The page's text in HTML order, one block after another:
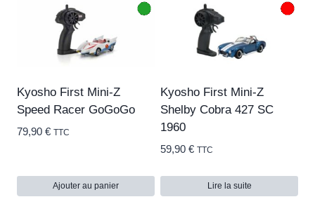
Kyosho First Mini-Z
Speed Racer GoGoGo
79,90 € TTC
Ajouter au panier
Kyosho First Mini-Z
Shelby Cobra 427 SC
1960
59,90 € TTC
Lire la suite